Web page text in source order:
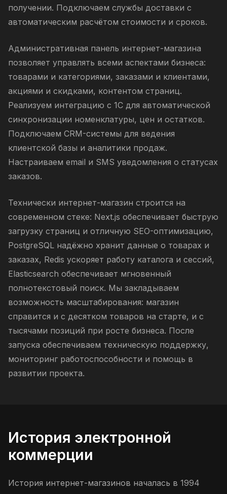
получении. Подключаем службы доставки с
автоматическим расчётом стоимости и сроков.
Административная панель интернет-магазина
позволяет управлять всеми аспектами бизнеса:
товарами и категориями, заказами и клиентами,
акциями и скидками, контентом страниц.
Реализуем интеграцию с 1С для автоматической
синхронизации номенклатуры, цен и остатков.
Подключаем CRM-системы для ведения
клиентской базы и аналитики продаж.
Настраиваем email и SMS уведомления о статусах
заказов.
Технически интернет-магазин строится на
современном стеке: Next.js обеспечивает быструю
загрузку страниц и отличную SEO-оптимизацию,
PostgreSQL надёжно хранит данные о товарах и
заказах, Redis ускоряет работу каталога и сессий,
Elasticsearch обеспечивает мгновенный
полнотекстовый поиск. Мы закладываем
возможность масштабирования: магазин
справится и с десятком товаров на старте, и с
тысячами позиций при росте бизнеса. После
запуска обеспечиваем техническую поддержку,
мониторинг работоспособности и помощь в
развитии проекта.
История электронной
коммерции
История интернет-магазинов началась в 1994